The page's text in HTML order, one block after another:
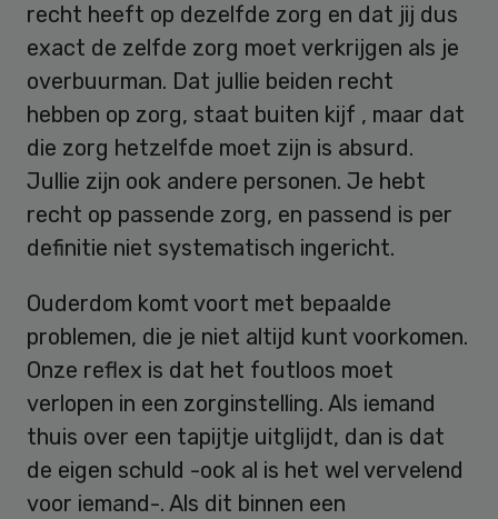
recht heeft op dezelfde zorg en dat jij dus
exact de zelfde zorg moet verkrijgen als je
overbuurman. Dat jullie beiden recht
hebben op zorg, staat buiten kijf , maar dat
die zorg hetzelfde moet zijn is absurd.
Jullie zijn ook andere personen. Je hebt
recht op passende zorg, en passend is per
definitie niet systematisch ingericht.
Ouderdom komt voort met bepaalde
problemen, die je niet altijd kunt voorkomen.
Onze reflex is dat het foutloos moet
verlopen in een zorginstelling. Als iemand
thuis over een tapijtje uitglijdt, dan is dat
de eigen schuld -ook al is het wel vervelend
voor iemand-. Als dit binnen een